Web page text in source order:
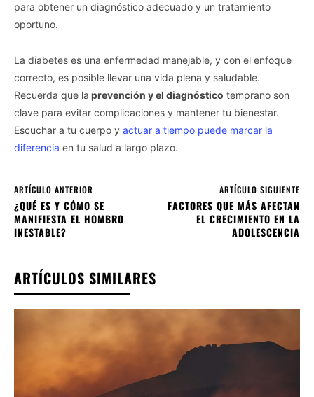
para obtener un diagnóstico adecuado y un tratamiento
oportuno.
La diabetes es una enfermedad manejable, y con el enfoque
correcto, es posible llevar una vida plena y saludable.
Recuerda que la prevención y el diagnóstico temprano son
clave para evitar complicaciones y mantener tu bienestar.
Escuchar a tu cuerpo y actuar a tiempo puede marcar la
diferencia en tu salud a largo plazo.
ARTÍCULO ANTERIOR
¿QUÉ ES Y CÓMO SE
MANIFIESTA EL HOMBRO
INESTABLE?
ARTÍCULO SIGUIENTE
FACTORES QUE MÁS AFECTAN
EL CRECIMIENTO EN LA
ADOLESCENCIA
ARTÍCULOS SIMILARES